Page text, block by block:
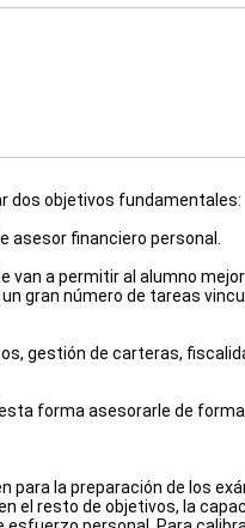
dos objetivos fundamentales:
asesor financiero personal.
van a permitir al alumno
gran número de tareas
gestión de carteras,
forma asesorarle de
para la preparación de los
el resto de objetivos, la